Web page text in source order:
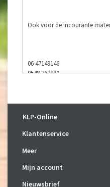
Ook voor de incourante
06 47149146
0548 362890
KLP-Online
Klantenservice
Meer
Mijn account
Nieuwsbrief